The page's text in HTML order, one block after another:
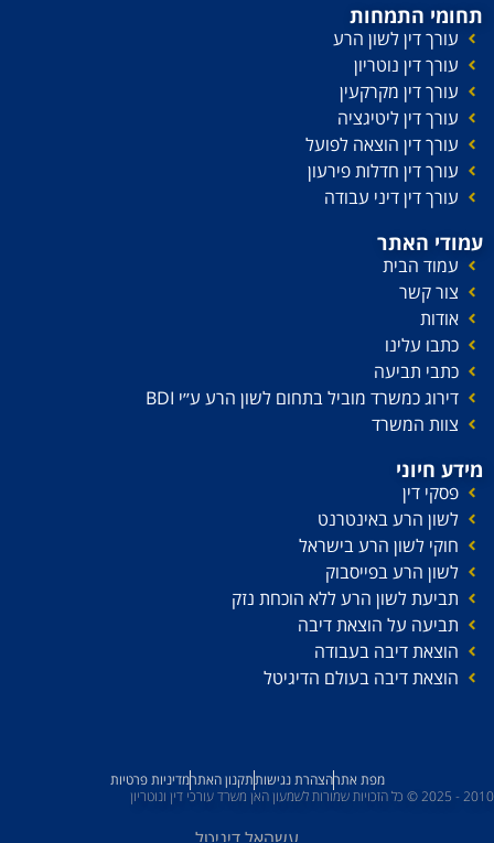
תחומי התמחות
עורך דין לשון הרע
עורך דין נוטריון
עורך דין מקרקעין
עורך דין ליטיגציה
עורך דין הוצאה לפועל
עורך דין חדלות פירעון
עורך דין דיני עבודה
עמודי האתר
עמוד הבית
צור קשר
אודות
כתבו עלינו
כתבי תביעה
דירוג כמשרד מוביל בתחום לשון הרע ע׳׳י BDI
צוות המשרד
מידע חיוני
פסקי דין
לשון הרע באינטרנט
חוקי לשון הרע בישראל
לשון הרע בפייסבוק
תביעת לשון הרע ללא הוכחת נזק
תביעה על הוצאת דיבה
הוצאת דיבה בעבודה
הוצאת דיבה בעולם הדיגיטל
מפת אתרהצהרת נגישותתקנון האתרמדיניות פרטיות
2010 - 2025 © כל הזכויות שמורות לשמעון האן משרד עורכי דין ונוטריון
עשהאל דיגיטל